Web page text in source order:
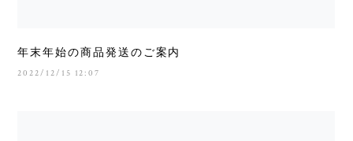
年末年始の商品発送のご案内
2022/12/15 12:07